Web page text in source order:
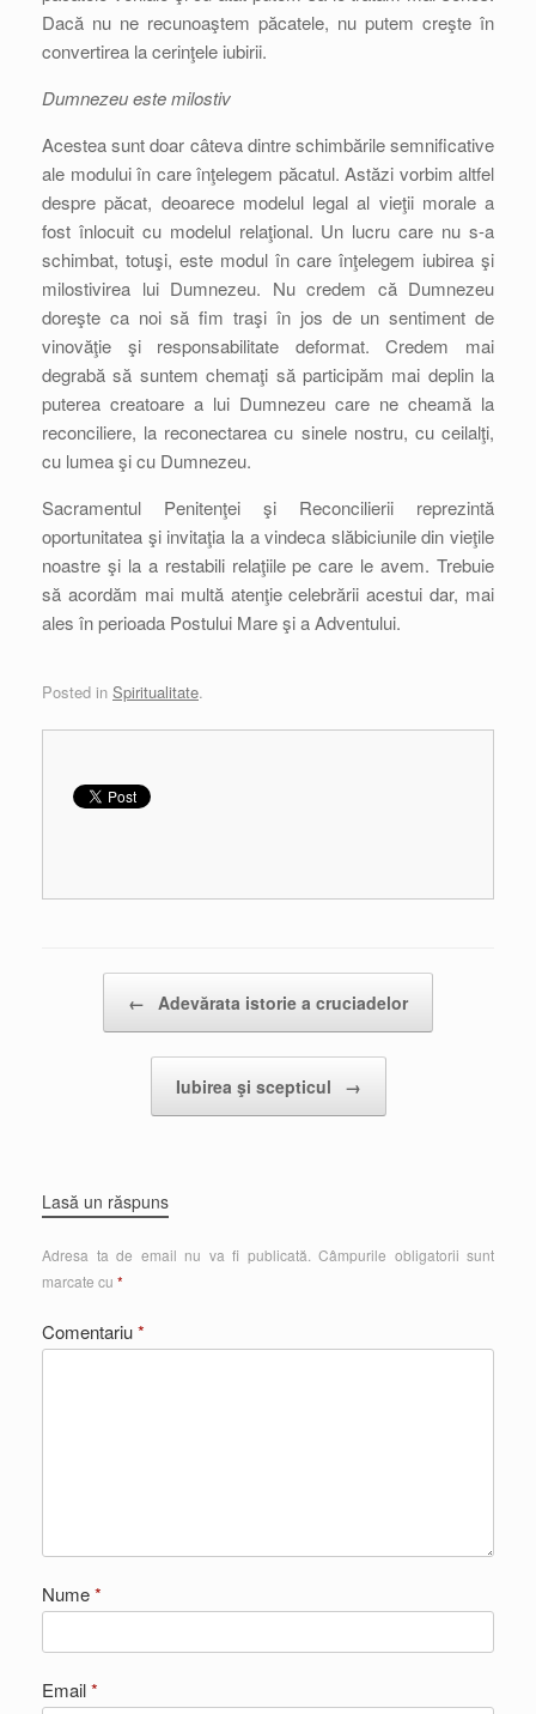
Dacă nu ne recunoaştem păcatele, nu putem creşte în
convertirea la cerinţele iubirii.
Dumnezeu este milostiv
Acestea sunt doar câteva dintre schimbările semnificative
ale modului în care înţelegem păcatul. Astăzi vorbim altfel
despre păcat, deoarece modelul legal al vieţii morale a
fost înlocuit cu modelul relaţional. Un lucru care nu s-a
schimbat, totuşi, este modul în care înţelegem iubirea şi
milostivirea lui Dumnezeu. Nu credem că Dumnezeu
doreşte ca noi să fim traşi în jos de un sentiment de
vinovăţie şi responsabilitate deformat. Credem mai
degrabă să suntem chemaţi să participăm mai deplin la
puterea creatoare a lui Dumnezeu care ne cheamă la
reconciliere, la reconectarea cu sinele nostru, cu ceilalţi,
cu lumea şi cu Dumnezeu.
Sacramentul Penitenţei şi Reconcilierii reprezintă
oportunitatea şi invitaţia la a vindeca slăbiciunile din vieţile
noastre şi la a restabili relaţiile pe care le avem. Trebuie
să acordăm mai multă atenţie celebrării acestui dar, mai
ales în perioada Postului Mare şi a Adventului.
Posted in Spiritualitate.
← Adevărata istorie a cruciadelor
Iubirea şi scepticul →
Lasă un răspuns
Adresa ta de email nu va fi publicată. Câmpurile obligatorii sunt
marcate cu *
Comentariu*
Nume*
Email*